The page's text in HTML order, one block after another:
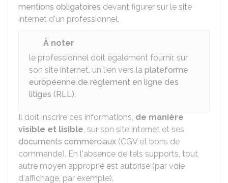
mentions obligatoires devant figurer sur le site
internet d'un professionnel.
À noter
le professionnel doit également fournir, sur
son site internet, un lien vers la plateforme
européenne de règlement en ligne des
litiges (RLL).
Il doit inscrire ces informations, de manière
visible et lisible, sur son site internet et ses
documents commerciaux (CGV et bons de
commande). En l'absence de tels supports, tout
autre moyen approprié est autorisé (par voie
d'affichage, par exemple).